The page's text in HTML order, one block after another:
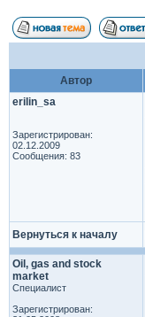
Автор
erilin_sa
Зарегистрирован:
02.12.2009
Сообщения: 83
Вернуться к началу
Oil, gas and stock
market
Специалист
Зарегистрирован: